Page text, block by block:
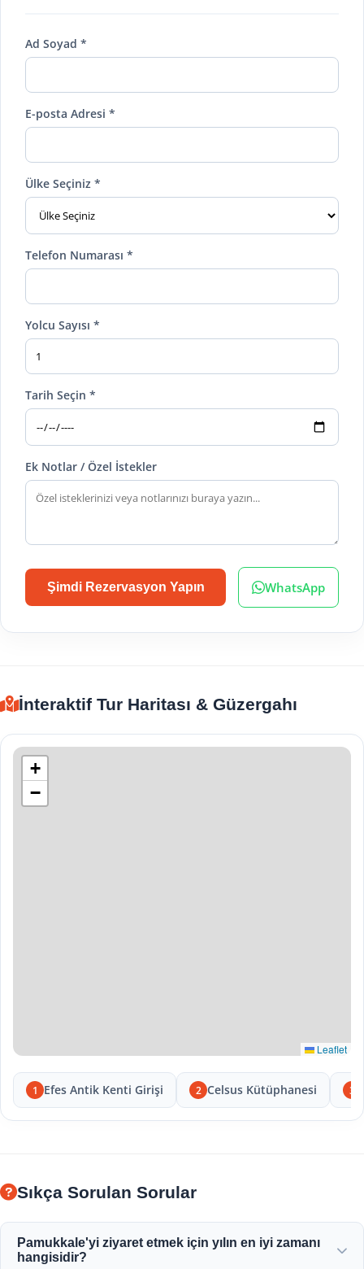
Ad Soyad *
E-posta Adresi *
Ülke Seçiniz *
Telefon Numarası *
Yolcu Sayısı *
Tarih Seçin *
Ek Notlar / Özel İstekler
Şimdi Rezervasyon Yapın WhatsApp
İnteraktif Tur Haritası & Güzergahı
+
−
Leaflet
1 Efes Antik Kenti Girişi 2 Celsus Kütüphanesi 3
Sıkça Sorulan Sorular
Pamukkale'yi ziyaret etmek için yılın en iyi zamanı
hangisidir?